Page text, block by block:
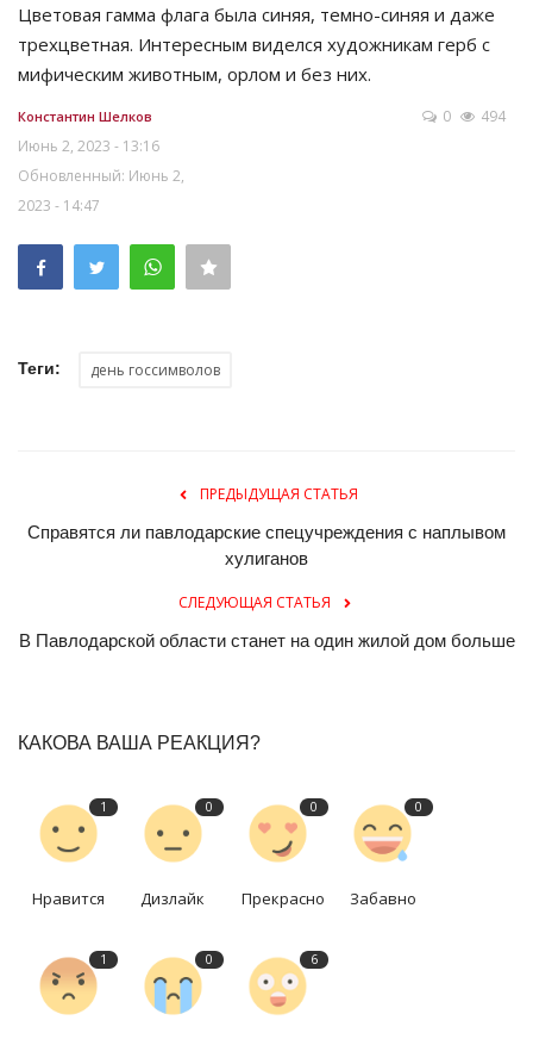
Цветовая гамма флага была синяя, темно-синяя и даже
трехцветная. Интересным виделся художникам герб с
мифическим животным, орлом и без них.
Константин Шелков
Июнь 2, 2023 - 13:16
Обновленный: Июнь 2,
2023 - 14:47
0 494
Теги: день госсимволов
ПРЕДЫДУЩАЯ СТАТЬЯ
Справятся ли павлодарские спецучреждения с наплывом
хулиганов
СЛЕДУЮЩАЯ СТАТЬЯ
В Павлодарской области станет на один жилой дом больше
КАКОВА ВАША РЕАКЦИЯ?
1
Нравится
0
Дизлайк
0
Прекрасно
0
Забавно
1 0 6